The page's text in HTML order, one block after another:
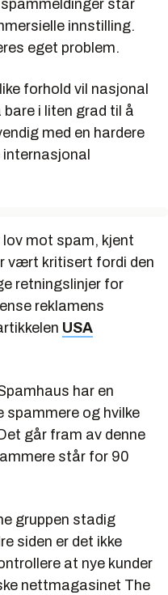
står
innstilling.
eget problem.
forhold vil nasjonal
bare i liten grad til å
med en hardere
internasjonal
lov mot spam, kjent
vært kritisert fordi den
retningslinjer for
reklamens
USA
har en
spammere og hvilke
går fram av denne
står for 90
gruppen stadig
siden er det ikke
at nye kunder
nettmagasinet The